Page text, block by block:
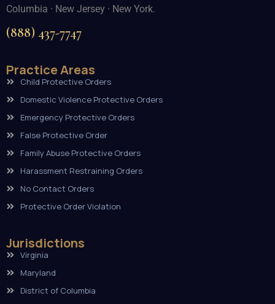
Columbia · New Jersey · New York.
(888) 437-7747
Practice Areas
Child Protective Orders
Domestic Violence Protective Orders
Emergency Protective Orders
False Protective Order
Family Abuse Protective Orders
Harassment Restraining Orders
No Contact Orders
Protective Order Violation
Jurisdictions
Virginia
Maryland
District of Columbia